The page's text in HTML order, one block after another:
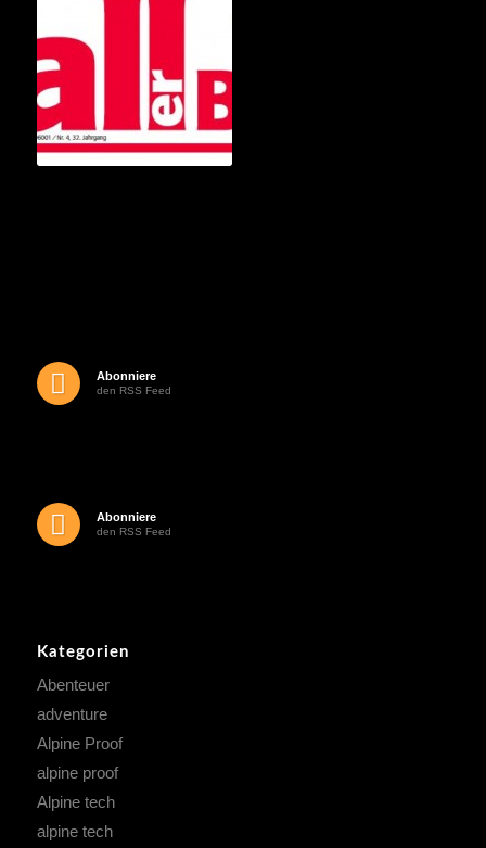
Abonniere
den RSS Feed
Abonniere
den RSS Feed
Kategorien
Abenteuer
adventure
Alpine Proof
alpine proof
Alpine tech
alpine tech